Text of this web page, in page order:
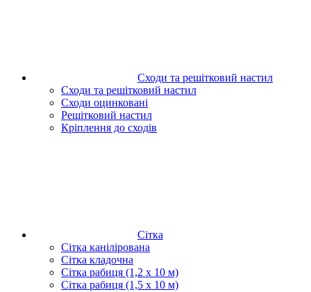
Сходи та решітковий настил
Сходи та решітковий настил
Сходи оцинковані
Решітковий настил
Кріплення до сходів
Сітка
Сітка канілірована
Сітка кладочна
Сітка рабиця (1,2 x 10 м)
Сітка рабиця (1,5 x 10 м)